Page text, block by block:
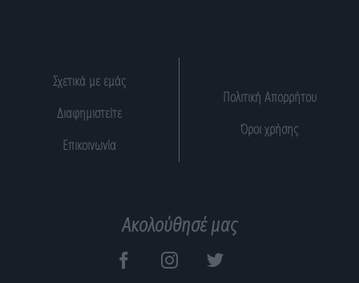
Σχετικά με εμάς
Διαφημιστείτε
Επικοινωνία
Πολιτική Απορρήτου
Όροι χρήσης
Ακολούθησέ μας